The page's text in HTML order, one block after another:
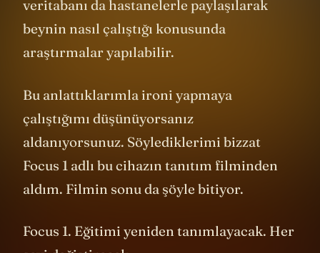
veritabanı da hastanelerle paylaşılarak
beynin nasıl çalıştığı konusunda
araştırmalar yapılabilir.
Bu anlattıklarımla ironi yapmaya
çalıştığımı düşünüyorsanız
aldanıyorsunuz. Söylediklerimi bizzat
Focus 1 adlı bu cihazın tanıtım filminden
aldım. Filmin sonu da şöyle bitiyor.
Focus 1. Eğitimi yeniden tanımlayacak. Her